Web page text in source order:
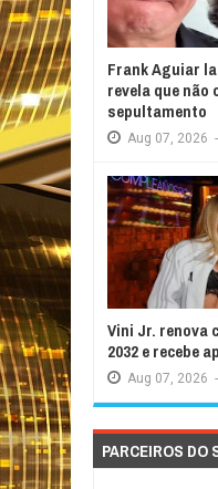
Frank Aguiar
revela que não
sepultamento
Aug 07, 2026 -
Vini Jr. renova
2032 e recebe
Aug 07, 2026 -
PARCEIROS DO